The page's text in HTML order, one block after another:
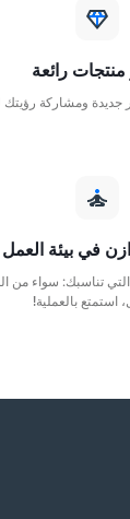
منتجات رائعة
جديدة ومشاركة رؤيتك
في بيئة العمل
تناسبك: سواء من
استمتع بالعملية!